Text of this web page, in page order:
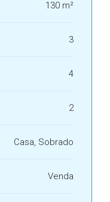
130 m²
3
4
2
Casa, Sobrado
Venda